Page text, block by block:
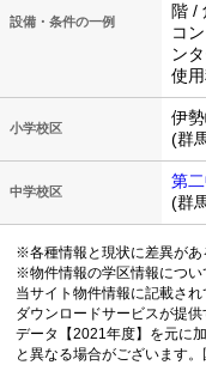
設備・条件の一例
階 /
コ
ン
使
小学校区
伊
(群
中学校区
第
(群
※各種情報と現状に差異があ
※物件情報の学区情報につい
当サイト物件情報に記載さ
ダウンロードサービスが提
データ【2021年度】を元に
と異なる場合がございます